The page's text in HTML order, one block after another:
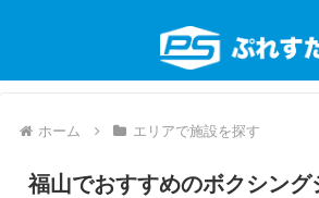
ホーム エリアで施設を探す
福山でおすすめのボクシング